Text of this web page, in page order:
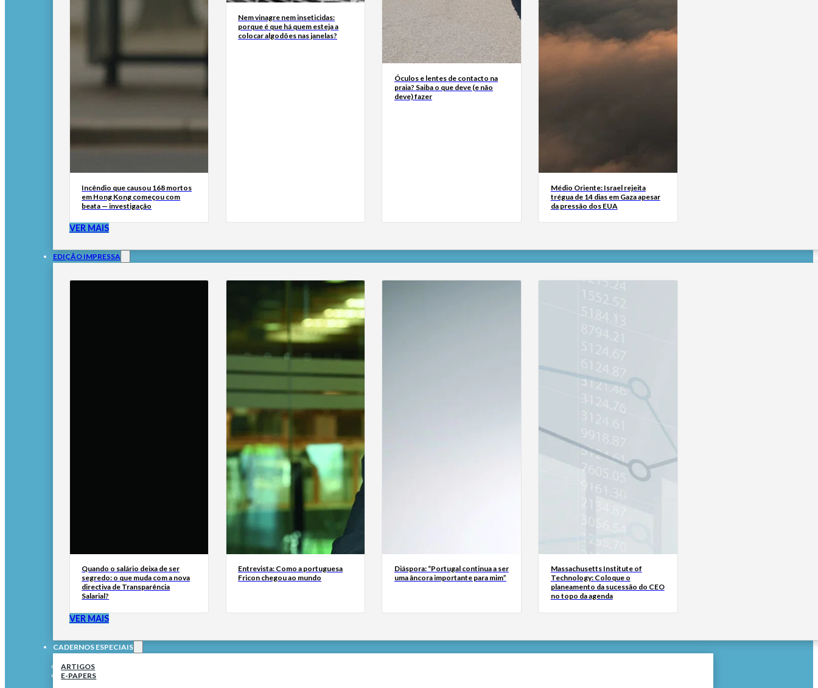
Incêndio que causou 168 mortos
em Hong Kong começou com
beata — investigação
Nem vinagre nem inseticidas:
porque é que há quem esteja a
colocar algodões nas janelas?
Óculos e lentes de contacto na
praia? Saiba o que deve (e não
deve) fazer
Médio Oriente: Israel rejeita
trégua de 14 dias em Gaza apesar
da pressão dos EUA
VER MAIS
EDIÇÃO IMPRESSA
Quando o salário deixa de ser
segredo: o que muda com a nova
directiva de Transparência
Salarial?
Entrevista: Como a portuguesa
Fricon chegou ao mundo
Diáspora: “Portugal continua a ser
uma âncora importante para mim”
Massachusetts Institute of
Technology: Coloque o
planeamento da sucessão do CEO
no topo da agenda
VER MAIS
CADERNOS ESPECIAIS
ARTIGOS
E-PAPERS